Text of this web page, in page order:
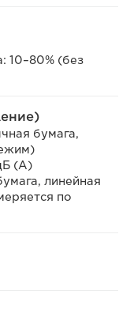
10–80% (без
бумага,
(А)
линейная
по